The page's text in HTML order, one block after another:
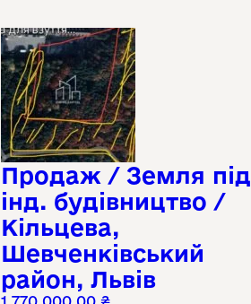
Продаж / Земля під
інд. будівництво /
Кільцева,
Шевченківський
район, Львів